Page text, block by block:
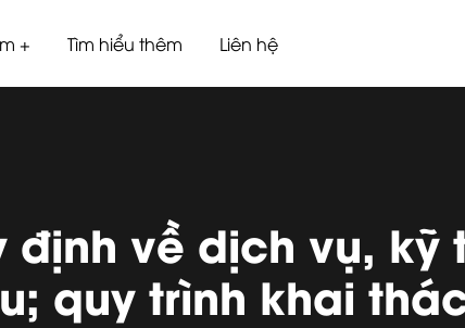
Tìm hiểu thêm Liên hệ
về dịch vụ, kỹ
quy trình khai